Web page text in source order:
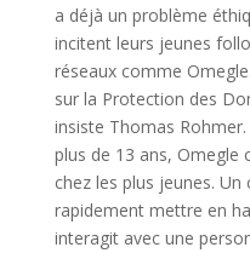
a déjà un problème
incitent leurs jeunes
réseaux comme
sur la Protection des
insiste Thomas
plus de 13 ans, Omegle
chez les plus jeunes.
rapidement mettre en
interagit avec une